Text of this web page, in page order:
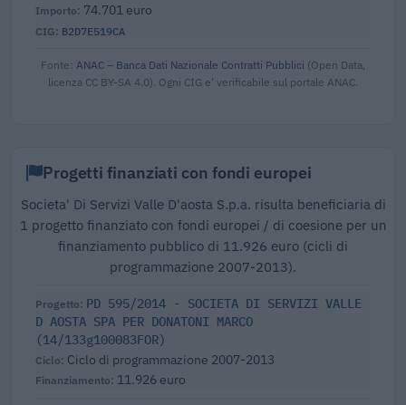
B2D7E519CA
74.701 euro
Fonte: ANAC – Banca Dati Nazionale Contratti Pubblici (Open Data,
licenza CC BY-SA 4.0). Ogni CIG e' verificabile sul portale ANAC.
Progetti finanziati con fondi europei
Societa' Di Servizi Valle D'aosta S.p.a. risulta beneficiaria di
1 progetto finanziato con fondi europei / di coesione per un
finanziamento pubblico di 11.926 euro (cicli di
programmazione 2007-2013).
PD 595/2014 - SOCIETA DI SERVIZI VALLE
D AOSTA SPA PER DONATONI MARCO
(14/133g100083FOR)
Ciclo di programmazione 2007-2013
11.926 euro